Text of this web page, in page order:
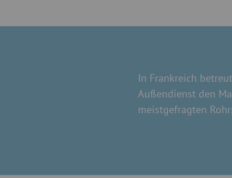
In Frankreich
Außendienst den
meistgefragten